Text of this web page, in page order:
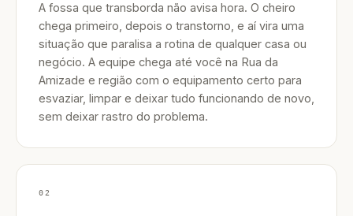
A fossa que transborda não avisa hora. O cheiro
chega primeiro, depois o transtorno, e aí vira uma
situação que paralisa a rotina de qualquer casa ou
negócio. A equipe chega até você na Rua da
Amizade e região com o equipamento certo para
esvaziar, limpar e deixar tudo funcionando de novo,
sem deixar rastro do problema.
02